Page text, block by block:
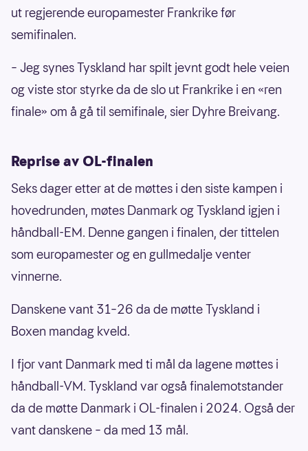
ut regjerende europamester Frankrike før
semifinalen.
– Jeg synes Tyskland har spilt jevnt godt hele veien
og viste stor styrke da de slo ut Frankrike i en «ren
finale» om å gå til semifinale, sier Dyhre Breivang.
Reprise av OL-finalen
Seks dager etter at de møttes i den siste kampen i
hovedrunden, møtes Danmark og Tyskland igjen i
håndball-EM. Denne gangen i finalen, der tittelen
som europamester og en gullmedalje venter
vinnerne.
Danskene vant 31–26 da de møtte Tyskland i
Boxen mandag kveld.
I fjor vant Danmark med ti mål da lagene møttes i
håndball-VM. Tyskland var også finalemotstander
da de møtte Danmark i OL-finalen i 2024. Også der
vant danskene – da med 13 mål.